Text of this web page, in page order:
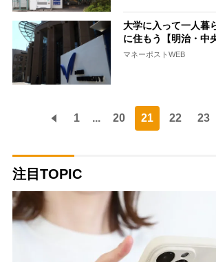
大学に入って一人暮
に住もう【明治・中
マネーポストWEB
1 ... 20 21 22 23
注目TOPIC